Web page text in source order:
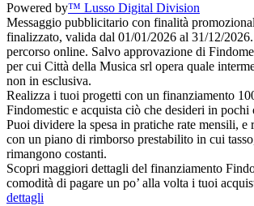
Powered by™ Lusso Digital Division
Messaggio pubblicitario con finalità
finalizzato, valida dal 01/01/2026 al 31/12/
percorso online. Salvo approvazione di
per cui Città della Musica srl opera quale
non in esclusiva.
Realizza i tuoi progetti con un finanziamento
Findomestic e acquista ciò che desideri in pochi
Puoi dividere la spesa in pratiche rate mensili, e
con un piano di rimborso prestabilito in cui
rimangono costanti.
Scopri maggiori dettagli del finanziamento
comodità di pagare un po’ alla volta i tuoi
dettagli